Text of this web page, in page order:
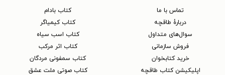
تماس با ما
دربارهٔ طاقچه
سوال‌های متداول
فروش سازمانی
خرید کتابخوان
اپلیکیشن کتاب طاقچه
کتاب بادام
کتاب کیمیاگر
کتاب اسب سیاه
کتاب اثر مرکب
کتاب سمفونی مردگان
کتاب صوتی ملت عشق